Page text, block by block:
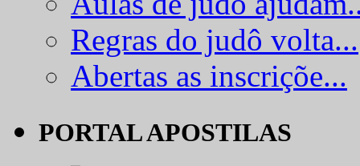
Regras do judô volta...
Abertas as inscriçõe...
PORTAL APOSTILAS